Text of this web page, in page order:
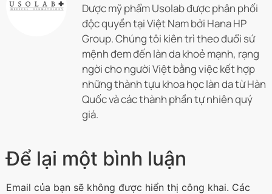
Dược mỹ phẩm Usolab được phân phối
độc quyền tại Việt Nam bởi Hana HP
Group. Chúng tôi kiên trì theo đuổi sứ
mệnh đem đến làn da khoẻ mạnh, rạng
ngời cho người Việt bằng việc kết hợp
những thành tựu khoa học làn da từ Hàn
Quốc và các thành phần tự nhiên quý
giá.
Để lại một bình luận
Email của bạn sẽ không được hiển thị công khai. Các